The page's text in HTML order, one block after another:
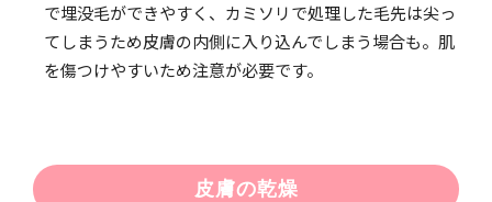
で埋没毛ができやすく、カミソリで処理した毛先は尖っ
てしまうため皮膚の内側に入り込んでしまう場合も。肌
を傷つけやすいため注意が必要です。
皮膚の乾燥